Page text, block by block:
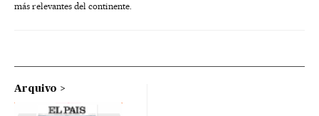
más relevantes del continente.
Arquivo